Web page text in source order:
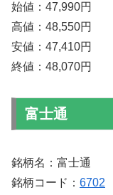
始値：47,990円
高値：48,550円
安値：47,410円
終値：48,070円
富士通
銘柄名：富士通
銘柄コード： 6702